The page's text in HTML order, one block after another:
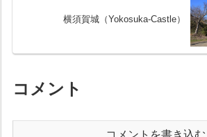
横須賀城（Yokosuka-Castle）
コメント
コメントを書き込む